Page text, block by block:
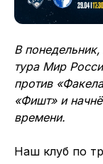
В
тура Мир
против
«Фишт» и
времени.
Наш клуб по